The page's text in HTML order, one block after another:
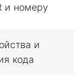
и
кода